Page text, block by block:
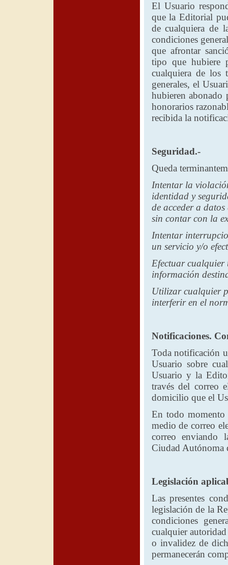
El Usuario
quela Editorial
de cualquiera de
condiciones
que afrontar
tipo que hubiere
cualquiera de los
generales, el
hubieren
honorarios
recibida la
Seguridad.-
Queda
Intentar la
identidad y
de acceder a
sin contar con la
Intentar
un servicio y/o
Efectuar cualquier
información
Utilizar cualquier
interferir en el
Notificaciones.
Toda notificación
Usuario sobre
Usuario y la
través del correo
domicilio que el
En todo
medio de correo
correo enviando
Ciudad Autónoma
Legislación
Las presentes
legislación de la
condiciones
cualquier
o invalidez de
permanecerán